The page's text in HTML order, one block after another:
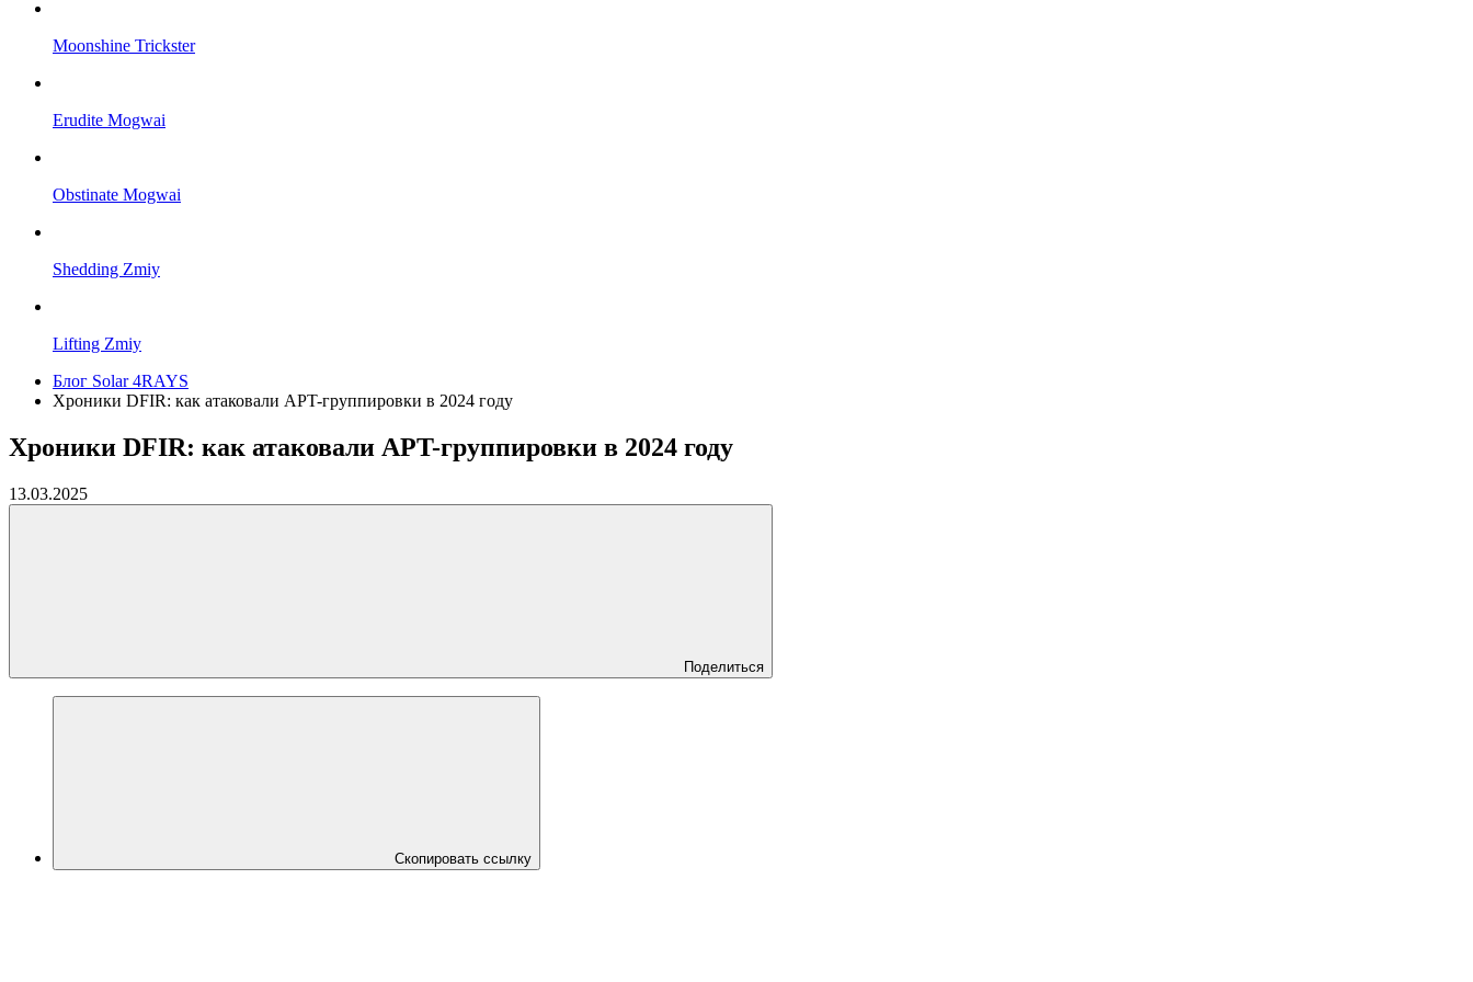
Moonshine Trickster
Erudite Mogwai
Obstinate Mogwai
Shedding Zmiy
Lifting Zmiy
Блог Solar 4RAYS
Хроники DFIR: как атаковали APT-группировки в 2024 году
Хроники DFIR: как атаковали APT-группировки в 2024 году
13.03.2025
Поделиться
Скопировать ссылку